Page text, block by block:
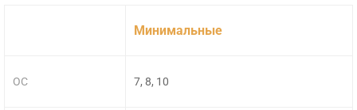
ОС
Минимальные
7, 8, 10